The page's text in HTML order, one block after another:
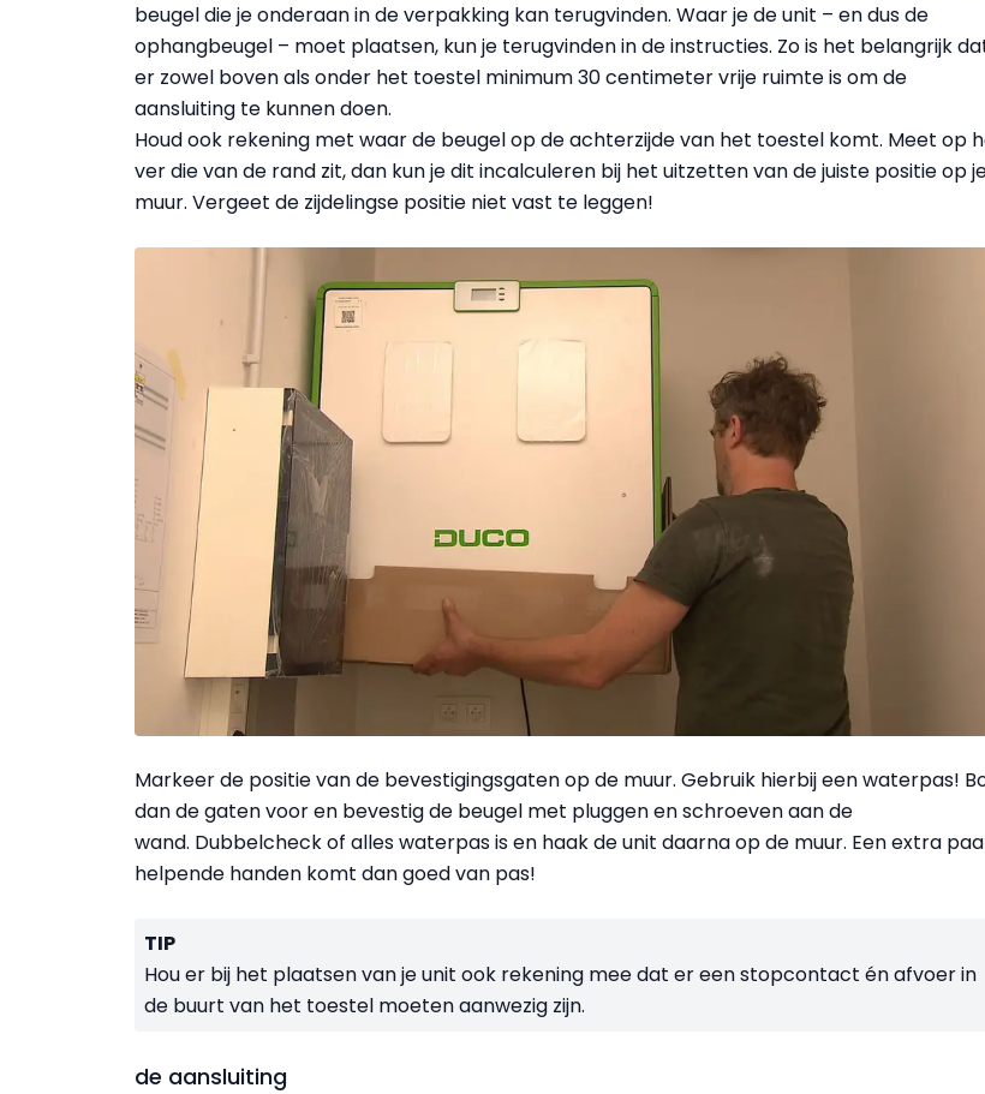
beugel die je onderaan in de verpakking kan terugvinden. Waar je de unit – en dus de
ophangbeugel – moet plaatsen, kun je terugvinden in de instructies. Zo is het belangrijk
er zowel boven als onder het toestel minimum 30 centimeter vrije ruimte is om de
aansluiting te kunnen doen.
Houd ook rekening met waar de beugel op de achterzijde van het toestel komt. Meet op
ver die van de rand zit, dan kun je dit incalculeren bij het uitzetten van de juiste positie op
muur. Vergeet de zijdelingse positie niet vast te leggen!
Markeer de positie van de bevestigingsgaten op de muur. Gebruik hierbij een waterpas!
dan de gaten voor en bevestig de beugel met pluggen en schroeven aan de
wand. Dubbelcheck of alles waterpas is en haak de unit daarna op de muur. Een extra
helpende handen komt dan goed van pas!
TIP
Hou er bij het plaatsen van je unit ook rekening mee dat er een stopcontact én afvoer in
de buurt van het toestel moeten aanwezig zijn.
de aansluiting